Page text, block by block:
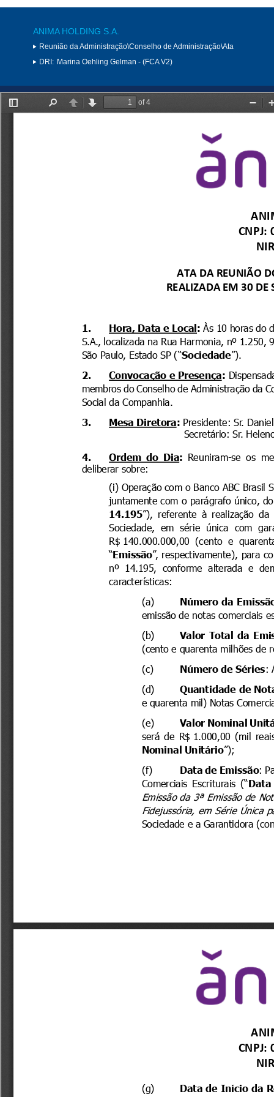
ANIMA HOLDING S.A.
Reunião da Administração\Conselho de Administração\Ata
DRI: Marina Oehling Gelman - (FCA V2)